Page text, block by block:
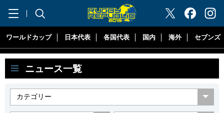
"ラグビーリパブリック"
ワールドカップ 日本代表 各国代表 国内 海外 セブンズ
ニュース一覧